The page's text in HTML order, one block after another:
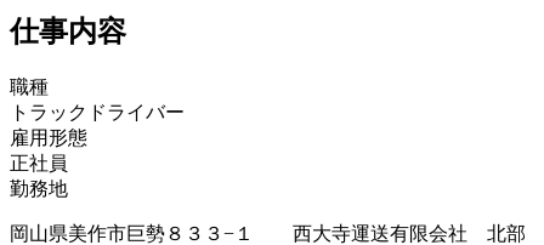
仕事内容
職種
トラックドライバー
雇用形態
正社員
勤務地
岡山県美作市巨勢８３３−１ 西大寺運送有限会社 北部